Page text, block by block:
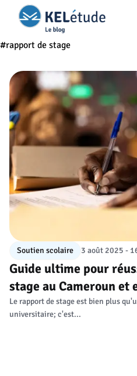
#rapport de stage
Soutien scolaire 3 août 2025 -
Guide ultime pour
stage au Cameroun et
Le rapport de stage est bien plus
universitaire; c'est...